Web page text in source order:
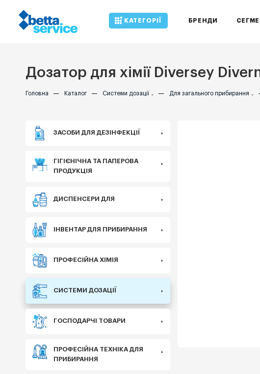
КАТЕГОРІЇ БРЕНДИ
Дозатор для хімії Diversey
Головна — Каталог — Системи дозації — Для загального прибирання
ЗАСОБИ ДЛЯ ДЕЗІНФЕКЦІЇ
ГІГІЄНІЧНА ТА ПАПЕРОВА
ПРОДУКЦІЯ
ДИСПЕНСЕРИ ДЛЯ
ІНВЕНТАР ДЛЯ ПРИБИРАННЯ
ПРОФЕСІЙНА ХІМІЯ
СИСТЕМИ ДОЗАЦІЇ
ГОСПОДАРЧІ ТОВАРИ
ПРОФЕСІЙНА ТЕХНІКА ДЛЯ
ПРИБИРАННЯ